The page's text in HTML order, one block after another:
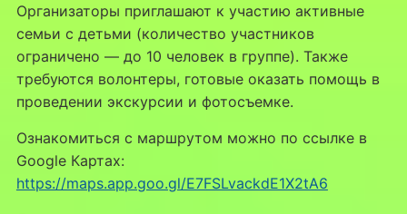
Организаторы приглашают к участию активные
семьи с детьми (количество участников
ограничено — до 10 человек в группе). Также
требуются волонтеры, готовые оказать помощь в
проведении экскурсии и фотосъемке.
Ознакомиться с маршрутом можно по ссылке в
Google Картах:
https://maps.app.goo.gl/E7FSLvackdE1X2tA6